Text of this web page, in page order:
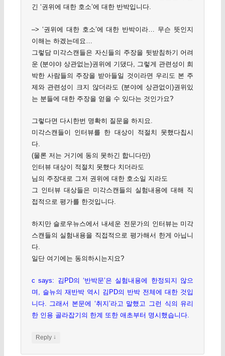
긴 ‘권위에 대한 호소’에 대한 반박입니다.
–> ‘권위에 대한 호소’에 대한 반박이라… 무슨 뜻인지
이해는 하겠는데요…
그렇담 미각스캔들은 자신들의 주장을 뒷받침하기 어려
운 (분야야 상관없는)권위에 기댔다, 그렇게 관련성이 희
박한 사람들의 주장을 받아들일 것이라면 우리도 본 주
제와 관련성이 크지 않더라도 (분야에 상관없이)권위있
는 분들에 대한 주장을 얻을 수 있다는 것인가요?
그렇다면 다시한번 명확히 질문을 하지요.
미각스캔들이 인터뷰를 한 대상이 적절치 못했다칩시
다.
(물론 저는 거기에 동의 못하긴 합니다만)
인터뷰 대상이 적절치 못했다 치더라도
님의 주장대로 그저 권위에 대한 호소일 지라도
그 인터뷰 대상들은 미각스캔들의 실험내용에 대해 직
접적으로 평가를 한것입니다.
하지만 슬로우뉴스에서 내세운 전문가의 인터뷰는 미각
스캔들의 실험내용을 직접적으로 평가해서 한게 아닙니
다.
일단 여기에는 동의하시는지요?
c says: 김PD의 ‘반박문’은 실험내용에 한정되지 않으
며, 슬뉴의 재반박 역시 김PD의 반박 전체에 대한 것입
니다. 그래서 본문에 ‘취지’라고 말했고 그런 식의 유리
한 인용 골라잡기의 한계 또한 애초부터 명시했습니다.
Reply ↓